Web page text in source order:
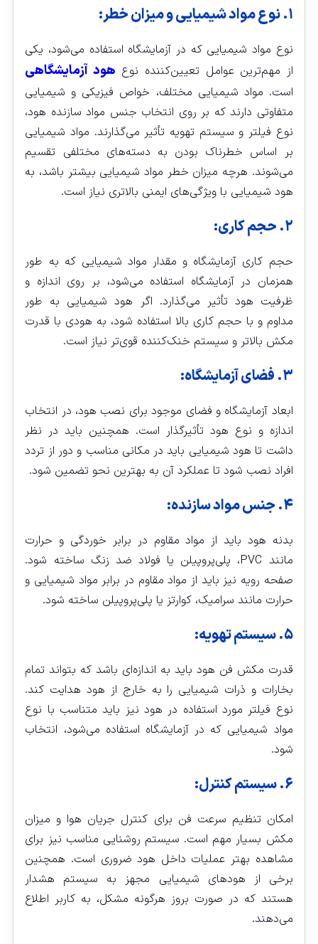
۱. نوع مواد شیمیایی و میزان خطر:
نوع مواد شیمیایی که در آزمایشگاه استفاده می‌شود، یکی
از مهم‌ترین عوامل تعیین‌کننده نوع هود آزمایشگاهی
است. مواد شیمیایی مختلف، خواص فیزیکی و شیمیایی
متفاوتی دارند که بر روی انتخاب جنس مواد سازنده هود،
نوع فیلتر و سیستم تهویه تأثیر می‌گذارند. مواد شیمیایی
بر اساس خطرناک بودن به دسته‌های مختلفی تقسیم
می‌شوند. هرچه میزان خطر مواد شیمیایی بیشتر باشد، به
هود شیمیایی با ویژگی‌های ایمنی بالاتری نیاز است.
۲. حجم کاری:
حجم کاری آزمایشگاه و مقدار مواد شیمیایی که به طور
همزمان در آزمایشگاه استفاده می‌شود، بر روی اندازه و
ظرفیت هود تأثیر می‌گذارد. اگر هود شیمیایی به طور
مداوم و با حجم کاری بالا استفاده شود، به هودی با قدرت
مکش بالاتر و سیستم خنک‌کننده قوی‌تر نیاز است.
۳. فضای آزمایشگاه:
ابعاد آزمایشگاه و فضای موجود برای نصب هود، در انتخاب
اندازه و نوع هود تأثیرگذار است. همچنین باید در نظر
داشت تا هود شیمیایی باید در مکانی مناسب و دور از تردد
افراد نصب شود تا عملکرد آن به بهترین نحو تضمین شود.
۴. جنس مواد سازنده:
بدنه هود باید از مواد مقاوم در برابر خوردگی و حرارت
مانند PVC، پلی‌پروپیلن یا فولاد ضد زنگ ساخته شود.
صفحه رویه نیز باید از مواد مقاوم در برابر مواد شیمیایی و
حرارت مانند سرامیک، کوارتز یا پلی‌پروپیلن ساخته شود.
۵. سیستم تهویه:
قدرت مکش فن هود باید به اندازه‌ای باشد که بتواند تمام
بخارات و ذرات شیمیایی را به خارج از هود هدایت کند.
نوع فیلتر مورد استفاده در هود نیز باید متناسب با نوع
مواد شیمیایی که در آزمایشگاه استفاده می‌شود، انتخاب
شود.
۶. سیستم کنترل:
امکان تنظیم سرعت فن برای کنترل جریان هوا و میزان
مکش بسیار مهم است. سیستم روشنایی مناسب نیز برای
مشاهده بهتر عملیات داخل هود ضروری است. همچنین
برخی از هودهای شیمیایی مجهز به سیستم هشدار
هستند که در صورت بروز هرگونه مشکل، به کاربر اطلاع
می‌دهند.